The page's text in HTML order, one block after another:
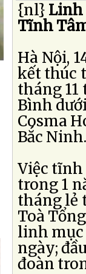
{nl} Linh
Tĩnh
Hà Nội,
kết thúc
tháng 11
Bình
Cosma
Bắc
Việc tĩnh
trong 1
tháng lẻ
Toà
linh
ngày;
đoàn